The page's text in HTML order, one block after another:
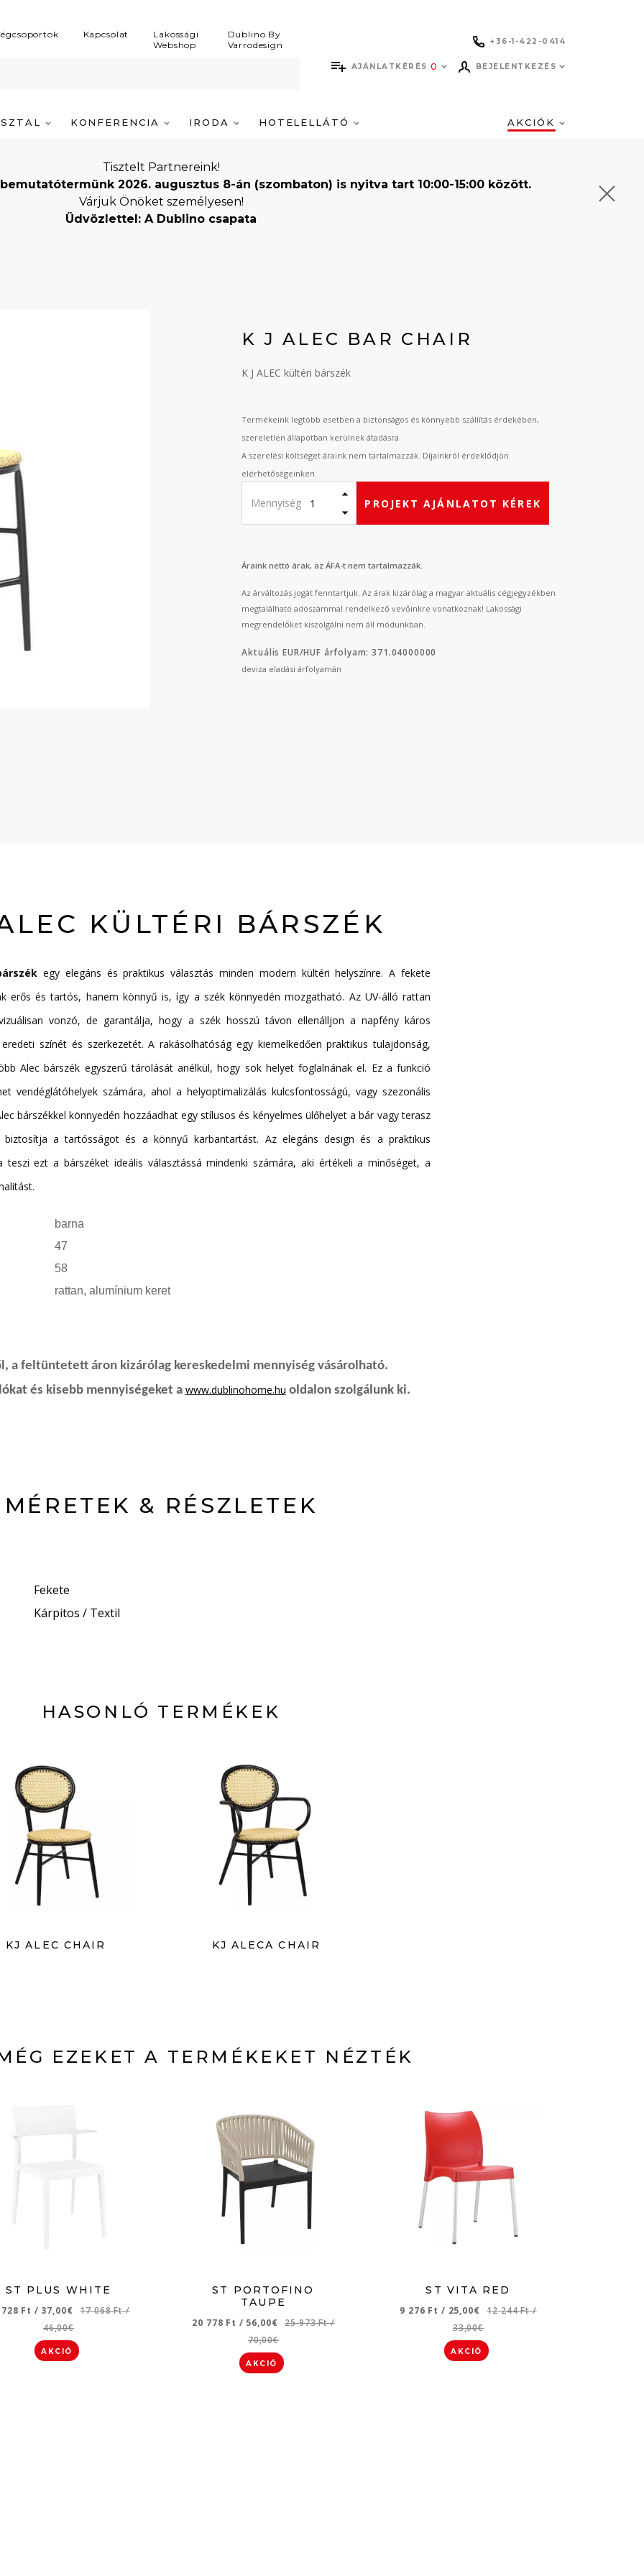
Kapcsolat
Lakossági
Webshop
Dublino By
Varrodesign
+36-1-422-0414
AJÁNLATKÉRÉS 0 BEJELENTKEZÉS
KONFERENCIA IRODA HOTELELLÁTÓ AKCIÓK
Tisztelt Partnereink!
bemutatótermünk 2026. augusztus 8-án (szombaton) is nyitva tart 10:00-15:00 között.
Várjuk Önöket személyesen!
Üdvözlettel: A Dublino csapata
K J ALEC BAR CHAIR
K J ALEC kültéri bárszék
Termékeink legtöbb esetben a biztonságos és könnyebb szállítás érdekében,
szereletlen állapotban kerülnek átadásra.
A szerelési költséget áraink nem tartalmazzák. Díjainkról érdeklődjön
elérhetőségeinken.
Mennyiség PROJEKT AJÁNLATOT KÉREK
Áraink nettó árak, az ÁFA-t nem tartalmazzák.
Az árváltozás jogát fenntartjuk. Az árak kizárólag a magyar aktuális cégjegyzékben
megtalálható adószámmal rendelkező vevőinkre vonatkoznak! Lakossági
megrendelőket kiszolgálni nem áll módunkban.
Aktuális EUR/HUF árfolyam: 371.04000000
deviza eladási árfolyamán
KÜLTÉRI BÁRSZÉK
egy elegáns és praktikus választás minden modern kültéri helyszínre. A fekete
erős és tartós, hanem könnyű is, így a szék könnyedén mozgatható. Az UV-álló rattan
vonzó, de garantálja, hogy a szék hosszú távon ellenálljon a napfény káros
színét és szerkezetét. A rakásolhatóság egy kiemelkedően praktikus tulajdonság,
Alec bárszék egyszerű tárolását anélkül, hogy sok helyet foglalnának el. Ez a funkció
vendéglátóhelyek számára, ahol a helyoptimalizálás kulcsfontosságú, vagy szezonális
bárszékkel könnyedén hozzáadhat egy stílusos és kényelmes ülőhelyet a bár vagy terasz
biztosítja a tartósságot és a könnyű karbantartást. Az elegáns design és a praktikus
teszi ezt a bárszéket ideális választássá mindenki számára, aki értékeli a minőséget, a
barna
47
58
rattan, alumínium keret
a feltüntetett áron kizárólag kereskedelmi mennyiség vásárolható.
és kisebb mennyiségeket a www.dublinohome.hu oldalon szolgálunk ki.
MÉRETEK & RÉSZLETEK
Fekete
Kárpitos / Textil
HASONLÓ TERMÉKEK
KJ ALEC CHAIR KJ ALECA CHAIR
EZEKET A TERMÉKEKET NÉZTÉK
ST PLUS WHITE
Ft / 37,00€ 17 068 Ft/
46,00€
AKCIÓ
ST PORTOFINO
TAUPE
20 778 Ft / 56,00€ 25 973 Ft/
70,00€
AKCIÓ
ST VITA RED
9 276 Ft / 25,00€ 12 244 Ft/
33,00€
AKCIÓ